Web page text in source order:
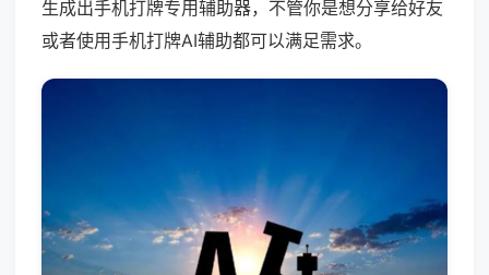
生成出手机打牌专用辅助器，不管你是想分享给好友
或者使用手机打牌AI辅助都可以满足需求。